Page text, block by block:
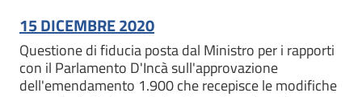
15 DICEMBRE 2020
Questione di fiducia posta dal Ministro per i rapporti
con il Parlamento D'Incà sull'approvazione
dell'emendamento 1.900 che recepisce le modifiche